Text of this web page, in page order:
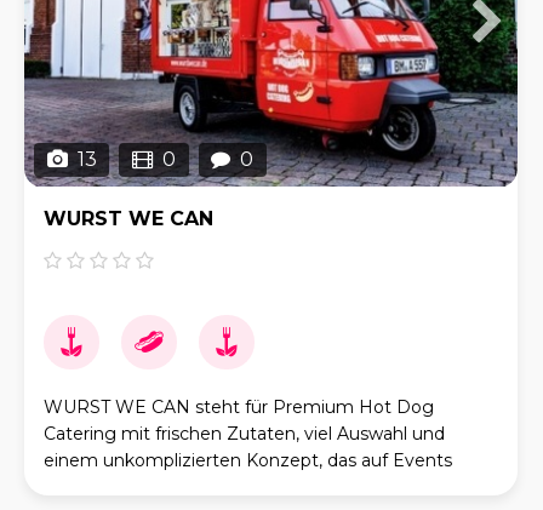
13 0 0
WURST WE CAN
WURST WE CAN steht für Premium Hot Dog
Catering mit frischen Zutaten, viel Auswahl und
einem unkomplizierten Konzept, das auf Events